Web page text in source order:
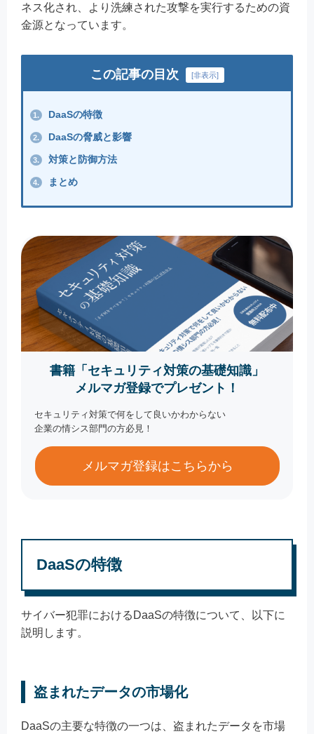
ネス化され、より洗練された攻撃を実行するための資
金源となっています。
この記事の目次 [非表示]
1. DaaSの特徴
2. DaaSの脅威と影響
3. 対策と防御方法
4. まとめ
書籍「セキュリティ対策の基礎知識」
メルマガ登録でプレゼント！
セキュリティ対策で何をして良いかわからない
企業の情シス部門の方必見！
メルマガ登録はこちらから
DaaSの特徴
サイバー犯罪におけるDaaSの特徴について、以下に
説明します。
盗まれたデータの市場化
DaaSの主要な特徴の一つは、盗まれたデータを市場